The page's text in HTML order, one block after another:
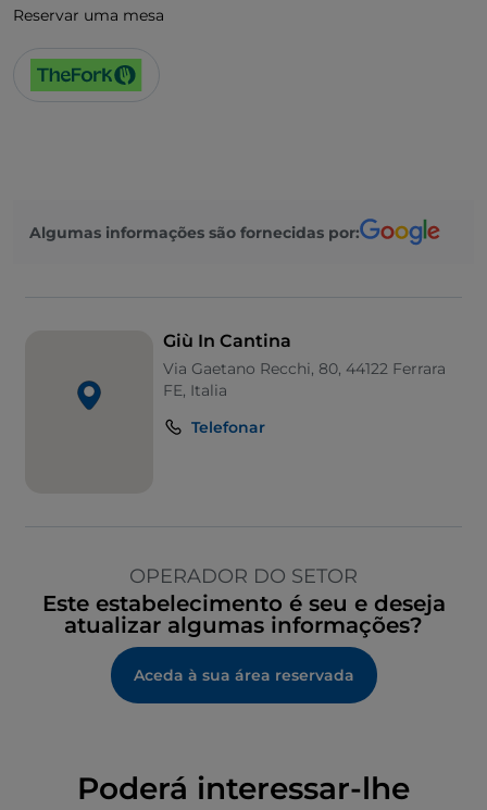
Reservar uma mesa
Algumas informações são fornecidas por:
Giù In Cantina
Via Gaetano Recchi, 80, 44122 Ferrara
FE, Italia
Telefonar
OPERADOR DO SETOR
Este estabelecimento é seu e deseja
atualizar algumas informações?
Aceda à sua área reservada
Poderá interessar-lhe